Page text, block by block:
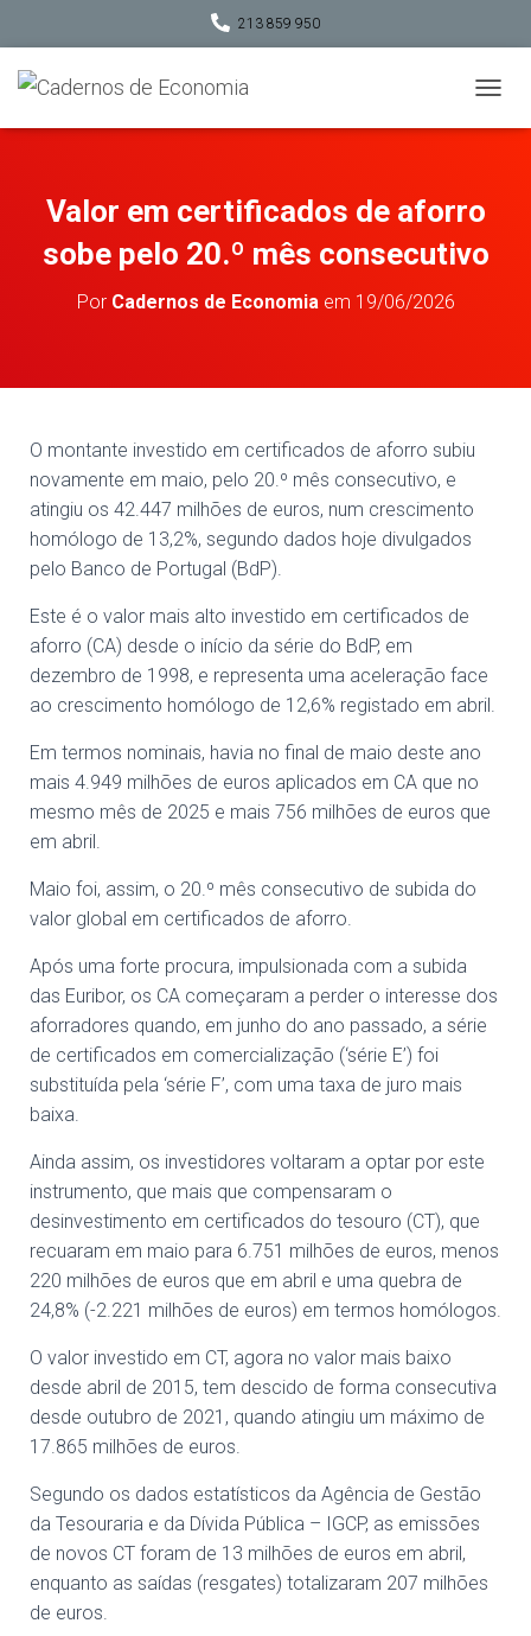
213 859 950
L
R
Valor em certificados de aforro
sobe pelo 20.º mês consecutivo
Por Cadernos de Economiaem 19/06/2026
O montante investido em certificados de aforro subiu
novamente em maio, pelo 20.º mês consecutivo, e
atingiu os 42.447 milhões de euros, num crescimento
homólogo de 13,2%, segundo dados hoje divulgados
pelo Banco de Portugal (BdP).
Este é o valor mais alto investido em certificados de
aforro (CA) desde o início da série do BdP, em
dezembro de 1998, e representa uma aceleração face
ao crescimento homólogo de 12,6% registado em abril.
Em termos nominais, havia no final de maio deste ano
mais 4.949 milhões de euros aplicados em CA que no
mesmo mês de 2025 e mais 756 milhões de euros que
em abril.
Maio foi, assim, o 20.º mês consecutivo de subida do
valor global em certificados de aforro.
Após uma forte procura, impulsionada com a subida
das Euribor, os CA começaram a perder o interesse dos
aforradores quando, em junho do ano passado, a série
de certificados em comercialização (‘série E’) foi
substituída pela ‘série F’, com uma taxa de juro mais
baixa.
Ainda assim, os investidores voltaram a optar por este
instrumento, que mais que compensaram o
desinvestimento em certificados do tesouro (CT), que
recuaram em maio para 6.751 milhões de euros, menos
220 milhões de euros que em abril e uma quebra de
24,8% (-2.221 milhões de euros) em termos homólogos.
O valor investido em CT, agora no valor mais baixo
desde abril de 2015, tem descido de forma consecutiva
desde outubro de 2021, quando atingiu um máximo de
17.865 milhões de euros.
Segundo os dados estatísticos da Agência de Gestão
da Tesouraria e da Dívida Pública – IGCP, as emissões
de novos CT foram de 13 milhões de euros em abril,
enquanto as saídas (resgates) totalizaram 207 milhões
de euros.